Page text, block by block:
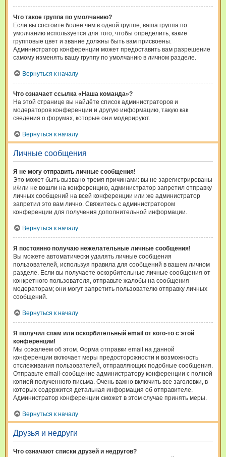
Что такое группа по умолчанию?
Если вы состоите более чем в одной группе, ваша группа по
умолчанию используется для того, чтобы определить, какие
групповые цвет и звание должны быть вам присвоены.
Администратор конференции может предоставить вам разрешение
самому изменять вашу группу по умолчанию в личном разделе.
Вернуться к началу
Что означает ссылка «Наша команда»?
На этой странице вы найдёте список администраторов и
модераторов конференции и другую информацию, такую как
сведения о форумах, которые они модерируют.
Вернуться к началу
Личные сообщения
Я не могу отправить личные сообщения!
Это может быть вызвано тремя причинами: вы не зарегистрированы
и/или не вошли на конференцию, администратор запретил отправку
личных сообщений на всей конференции или же администратор
запретил это вам лично. Свяжитесь с администратором
конференции для получения дополнительной информации.
Вернуться к началу
Я постоянно получаю нежелательные личные сообщения!
Вы можете автоматически удалять личные сообщения
пользователей, используя правила для сообщений в вашем личном
разделе. Если вы получаете оскорбительные личные сообщения от
конкретного пользователя, отправьте жалобы на сообщения
модераторам; они могут запретить пользователю отправку личных
сообщений.
Вернуться к началу
Я получил спам или оскорбительный email от кого-то с этой
конференции!
Мы сожалеем об этом. Форма отправки email на данной
конференции включает меры предосторожности и возможность
отслеживания пользователей, отправляющих подобные сообщения.
Отправьте email-сообщение администратору конференции с полной
копией полученного письма. Очень важно включить все заголовки, в
которых содержится детальная информация об отправителе.
Администратор конференции сможет в этом случае принять меры.
Вернуться к началу
Друзья и недруги
Что означают списки друзей и недругов?